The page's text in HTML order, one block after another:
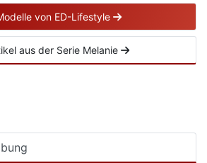
von ED-Lifestyle
aus der Serie Melanie